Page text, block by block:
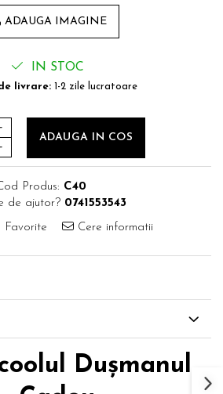
ADAUGA IMAGINE
IN STOC
livrare: 1-2 zile lucratoare
ADAUGA IN COS
Produs: C40
de ajutor? 0741553543
Favorite Cere informatii
Dușmanul